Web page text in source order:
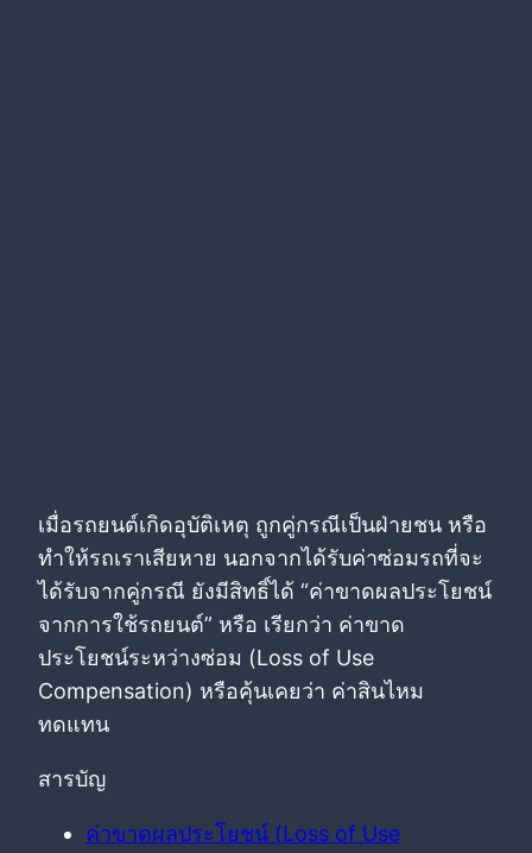
เมื่อรถยนต์เกิดอุบัติเหตุ ถูกคู่กรณีเป็นฝ่ายชน หรือ
ทำให้รถเราเสียหาย นอกจากได้รับค่าซ่อมรถที่จะ
ได้รับจากคู่กรณี ยังมีสิทธิ์ได้ “ค่าขาดผลประโยชน์
จากการใช้รถยนต์” หรือ เรียกว่า ค่าขาด
ประโยชน์ระหว่างซ่อม (Loss of Use
Compensation) หรือคุ้นเคยว่า ค่าสินไหม
ทดแทน
สารบัญ
ค่าขาดผลประโยชน์ (Loss of Use